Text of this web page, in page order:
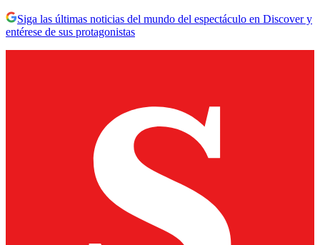
Siga las últimas noticias del mundo del espectáculo en Discover y
entérese de sus protagonistas